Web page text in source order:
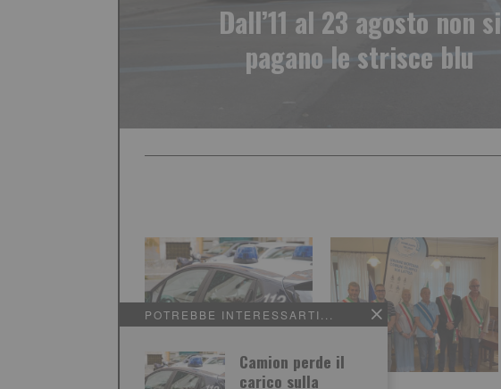
POTREBBE INTERESSARTI...
Camion perde il
carico sulla
Dall’11 al 23 agosto non si
pagano le strisce blu